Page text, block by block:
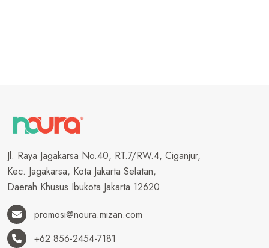
Jl. Raya Jagakarsa No.40, RT.7/RW.4, Ciganjur,
Kec. Jagakarsa, Kota Jakarta Selatan,
Daerah Khusus Ibukota Jakarta 12620
promosi@noura.mizan.com
+62 856-2454-7181